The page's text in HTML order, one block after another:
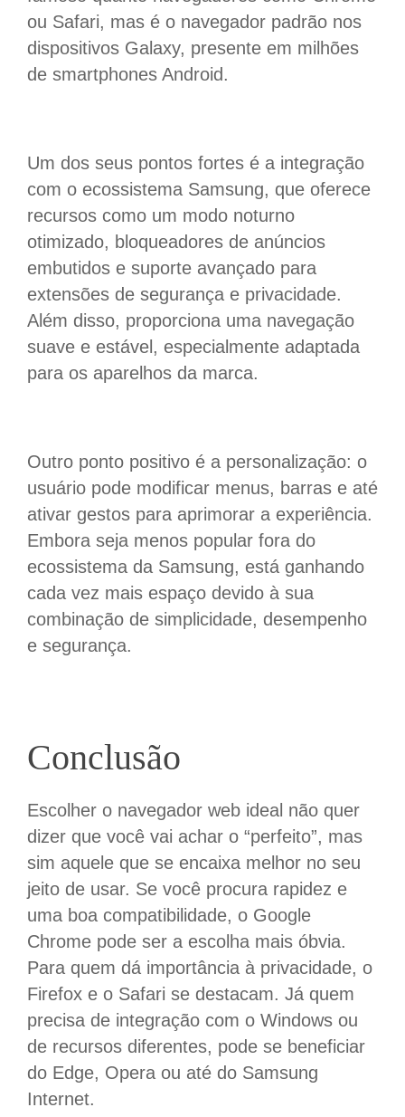
ou Safari, mas é o navegador padrão nos
dispositivos Galaxy, presente em milhões
de smartphones Android.
Um dos seus pontos fortes é a integração
com o ecossistema Samsung, que oferece
recursos como um modo noturno
otimizado, bloqueadores de anúncios
embutidos e suporte avançado para
extensões de segurança e privacidade.
Além disso, proporciona uma navegação
suave e estável, especialmente adaptada
para os aparelhos da marca.
Outro ponto positivo é a personalização: o
usuário pode modificar menus, barras e até
ativar gestos para aprimorar a experiência.
Embora seja menos popular fora do
ecossistema da Samsung, está ganhando
cada vez mais espaço devido à sua
combinação de simplicidade, desempenho
e segurança.
Conclusão
Escolher o navegador web ideal não quer
dizer que você vai achar o “perfeito”, mas
sim aquele que se encaixa melhor no seu
jeito de usar. Se você procura rapidez e
uma boa compatibilidade, o Google
Chrome pode ser a escolha mais óbvia.
Para quem dá importância à privacidade, o
Firefox e o Safari se destacam. Já quem
precisa de integração com o Windows ou
de recursos diferentes, pode se beneficiar
do Edge, Opera ou até do Samsung
Internet.